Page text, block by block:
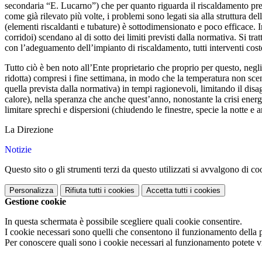
secondaria “E. Lucarno”) che per quanto riguarda il riscaldamento
come già rilevato più volte, i problemi sono legati sia alla struttura
(elementi riscaldanti e tubature) è sottodimensionato e poco
corridoi) scendano al di sotto dei limiti previsti dalla normativa. Si
con l’adeguamento dell’impianto di riscaldamento, tutti interventi
Tutto ciò è ben noto all’Ente proprietario che proprio per questo,
ridotta) compresi i fine settimana, in modo che la temperatura non
quella prevista dalla normativa) in tempi ragionevoli, limitando il
calore), nella speranza che anche quest’anno, nonostante la crisi
limitare sprechi e dispersioni (chiudendo le finestre, specie la notte
La Direzione
Notizie
Questo sito o gli strumenti terzi da questo utilizzati si avvalgono di
Personalizza Rifiuta tutti i cookies Accetta tutti i cookies
Gestione cookie
In questa schermata è possibile scegliere quali cookie consentire.
I cookie necessari sono quelli che consentono il funzionamento
Per conoscere quali sono i cookie necessari al funzionamento potete